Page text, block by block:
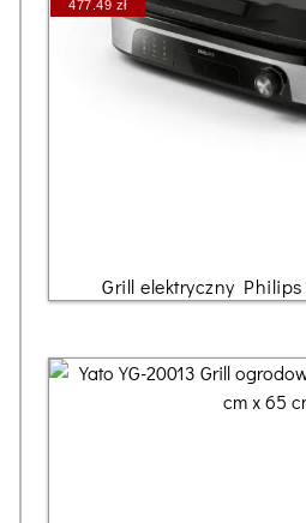
477.49 zł
Grill elektryczny